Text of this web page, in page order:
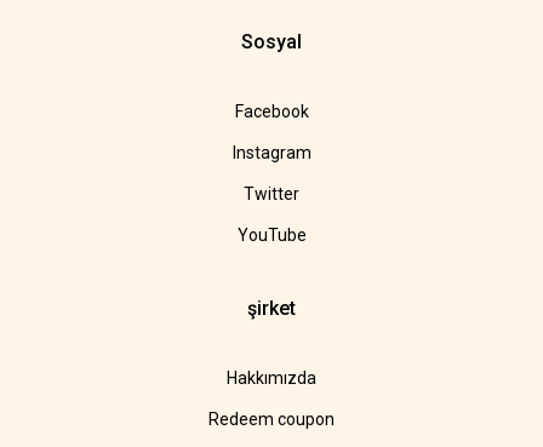
Sosyal
Facebook
Instagram
Twitter
YouTube
şirket
Hakkımızda
Redeem coupon